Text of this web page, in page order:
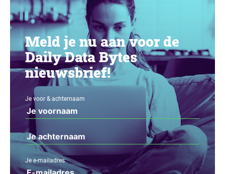
Meld je nu aan voor de
Daily Data Bytes
nieuwsbrief!
Je voor & achternaam
Je e-mailadres